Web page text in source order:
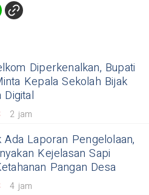
Diperkenalkan, Bupati
Kepala Sekolah Bijak
Digital
2 jam
Ada Laporan Pengelolaan,
Kejelasan Sapi
Pangan Desa
4 jam